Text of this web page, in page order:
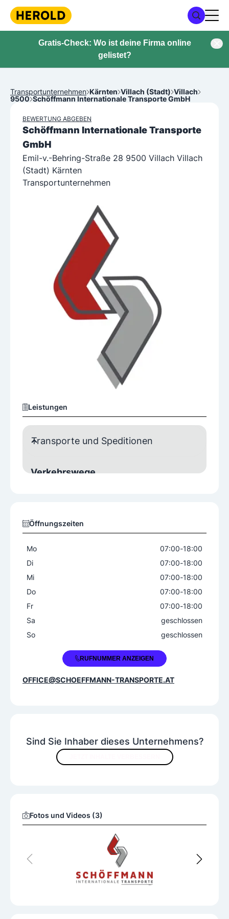
Gratis-Check: Wo ist deine Firma online
gelistet?
Transportunternehmen Kärnten Villach (Stadt) Villach
9500 Schöffmann Internationale Transporte GmbH
BEWERTUNG ABGEBEN
Schöffmann Internationale Transporte
GmbH
Emil-v.-Behring-Straße 28 9500 Villach Villach
(Stadt) Kärnten
Transportunternehmen
Leistungen
Transporte und Speditionen
Verkehrswege
international
Sind Sie Inhaber dieses Unternehmens?
Fotos und Videos (3)
Öffnungszeiten
Mo 07:00-18:00
Di
07:00-18:00
Mi
07:00-18:00
Do
07:00-18:00
Fr
07:00-18:00
Sa
geschlossen
So
geschlossen
+43 664 88168620RUFNUMMER ANZEIGEN
OFFICE@SCHOEFFMANN-TRANSPORTE.AT